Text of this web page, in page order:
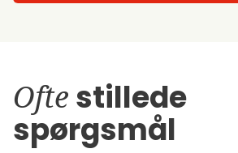
Ofte stillede
spørgsmål